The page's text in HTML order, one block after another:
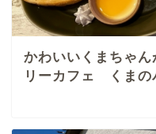
かわいいくまちゃ
リーカフェ くまの